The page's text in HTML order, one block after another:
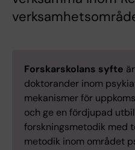
Forskarskolans syfte
doktorander inom
mekanismer för
och ge en fördjupad
forskningsmetodik med
metodik inom området